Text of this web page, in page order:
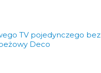
TV pojedynczego bez
Deco